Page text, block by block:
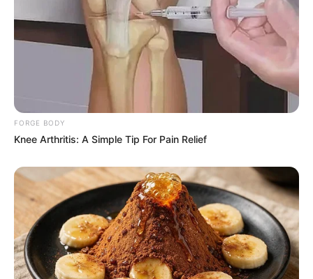
FORGE BODY
Knee Arthritis: A Simple Tip For Pain Relief